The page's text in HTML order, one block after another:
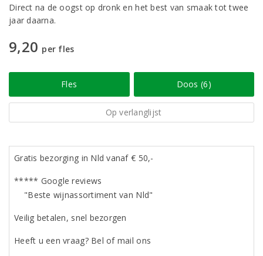
Direct na de oogst op dronk en het best van smaak tot twee
jaar daarna.
9,20 per fles
Fles Doos (6)
Op verlanglijst
Gratis bezorging in Nld vanaf € 50,-
***** Google reviews
"Beste wijnassortiment van Nld"
Veilig betalen, snel bezorgen
Heeft u een vraag? Bel of mail ons